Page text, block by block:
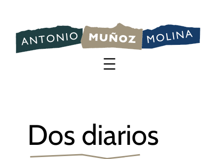
contenido
Dos diarios